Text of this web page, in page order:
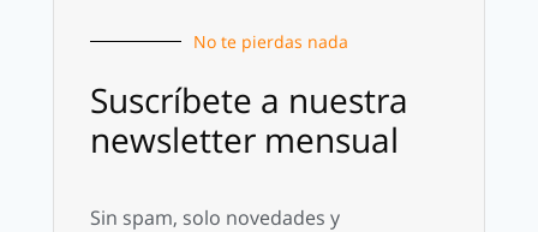
No te pierdas nada
Suscríbete a nuestra
newsletter mensual
Sin spam, solo novedades y